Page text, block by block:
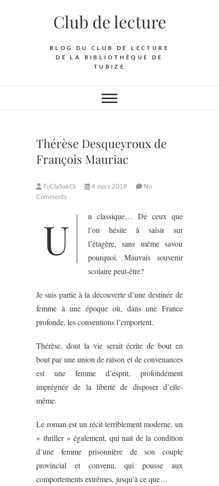
Club de lecture
BLOG DU CLUB DE LECTURE
DE LA BIBLIOTHÈQUE DE
TUBIZE
Thérèse Desqueyroux de
François Mauriac
TuClaSakOi 4 mars 2018
No
Comments
U
n classique… De ceux que
l’on hésite à saisir sur
l’étagère, sans même savoir
pourquoi. Mauvais souvenir
scolaire peut-être?
Je suis partie à la découverte d’une destinée de
femme à une époque où, dans une France
profonde, les conventions l’emportent.
Thérèse, dont la vie serait écrite de bout en
bout par une union de raison et de convenances
est une femme d’esprit, profondément
imprégnée de la liberté de disposer d’elle-
même.
Le roman est un récit terriblement moderne, un
« thriller » également, qui nait de la condition
d’une femme prisonnière de son couple
provincial et convenu, qui pousse aux
comportements extrêmes, jusqu’à ce que…